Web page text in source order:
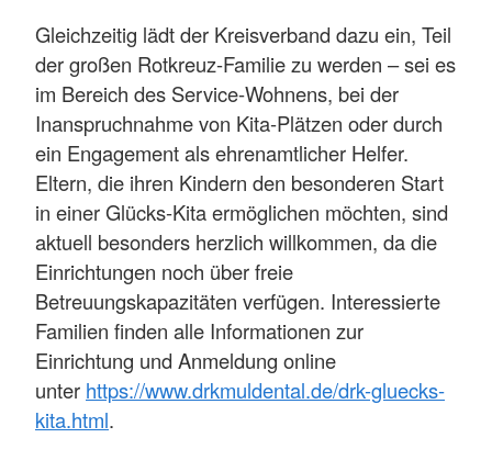
Gleichzeitig lädt der Kreisverband dazu ein, Teil
der großen Rotkreuz-Familie zu werden – sei es
im Bereich des Service-Wohnens, bei der
Inanspruchnahme von Kita-Plätzen oder durch
ein Engagement als ehrenamtlicher Helfer.
Eltern, die ihren Kindern den besonderen Start
in einer Glücks-Kita ermöglichen möchten, sind
aktuell besonders herzlich willkommen, da die
Einrichtungen noch über freie
Betreuungskapazitäten verfügen. Interessierte
Familien finden alle Informationen zur
Einrichtung und Anmeldung online
unter https://www.drkmuldental.de/drk-gluecks-
kita.html.